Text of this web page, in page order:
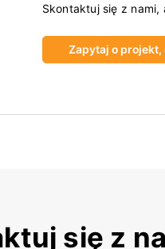
Skontaktuj się z nami,
Zapytaj o
się z